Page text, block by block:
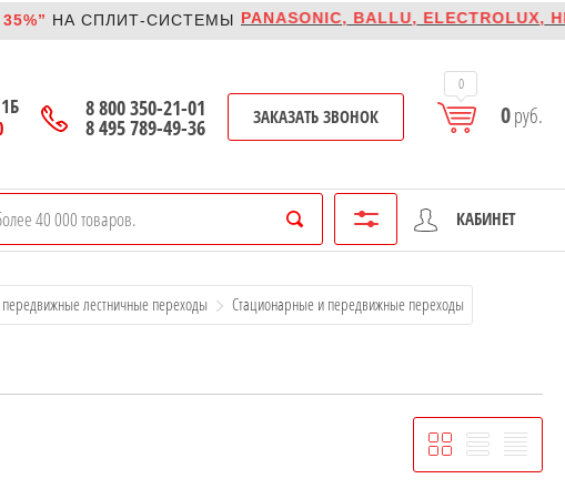
CПЛИТ-СИСТЕМЫ PANASONIC, BALLU, ELECTROLUX,
8 800 350-21-01
8 495 789-49-36 ЗАКАЗАТЬ ЗВОНОК
0
0руб.
КАБИНЕТ
лестничные переходы Стационарные и передвижные переходы